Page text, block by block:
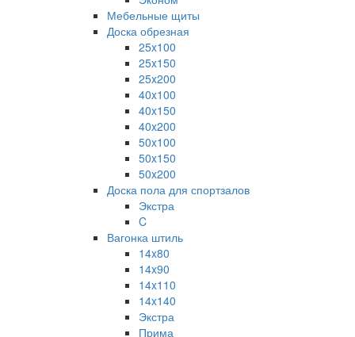
Мебельные щиты
Доска обрезная
25x100
25x150
25x200
40x100
40x150
40x200
50x100
50x150
50x200
Доска пола для спортзалов
Экстра
C
Вагонка штиль
14x80
14x90
14x110
14x140
Экстра
Прима